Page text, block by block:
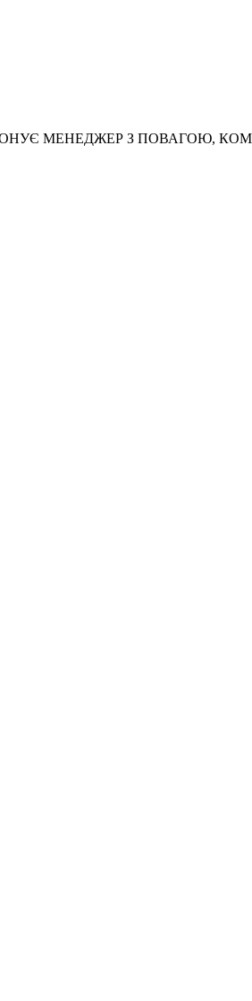
МЕНЕДЖЕР З ПОВАГОЮ,